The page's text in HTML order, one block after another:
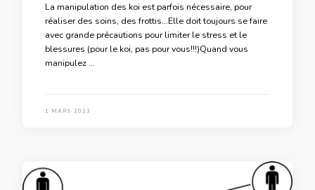
La manipulation des koi est parfois nécessaire, pour
réaliser des soins, des frottis…Elle doit toujours se faire
avec grande précautions pour limiter le stress et le
blessures (pour le koi, pas pour vous!!!)Quand vous
manipulez …
1 MARS 2023